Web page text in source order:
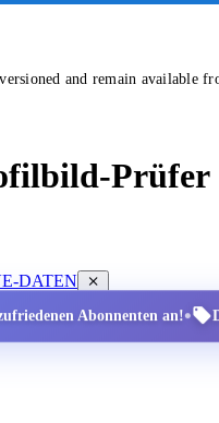
and remain available
Prüfer
DATEN
Abonnenten an!•